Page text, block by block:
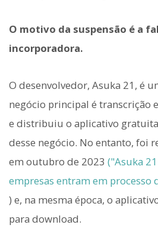
O motivo da suspensão é a
incorporadora.
O desenvolvedor, Asuka 21, é
negócio principal é transcrição
e distribuiu o aplicativo
desse negócio. No entanto, foi
em outubro de 2023 ("Asuka
empresas entram em processo
) e, na mesma época, o
para download.